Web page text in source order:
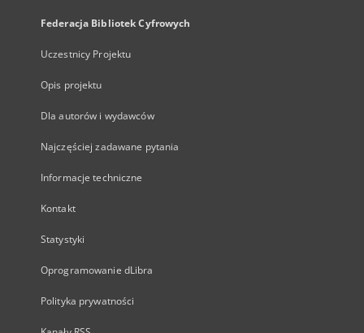
Federacja Bibliotek Cyfrowych
Uczestnicy Projektu
Opis projektu
Dla autorów i wydawców
Najczęściej zadawane pytania
Informacje techniczne
Kontakt
Statystyki
Oprogramowanie dLibra
Polityka prywatności